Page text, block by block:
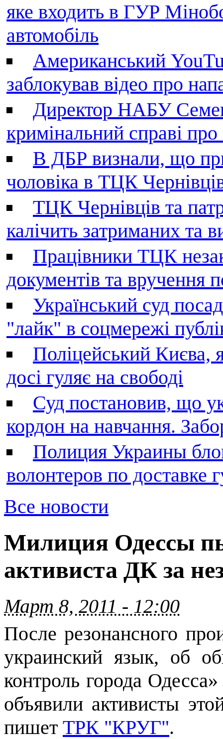
яке входить в ГУР
автомобіль
Американський
заблокував відео про
Директор НАБУ
кримінальний справі
В ДБР визнали, що
чоловіка в ТЦК Чернівців
ТЦК Чернівців та
калічить затриманих та
Працівники ТЦК
документів та вручення
Український суд
"лайк" в соцмережі
Поліцейський Києва,
досі гуляє на свободі
Суд постановив, що
кордон на навчання.
Полиция Украины
волонтеров по
Все новости
Милиция Одессы
активиста ДК за
Март 8, 2011 - 12:00
После резонансного
украинский язык, об
контроль города
объявили активисты
пишет ТРК "КРУГ".